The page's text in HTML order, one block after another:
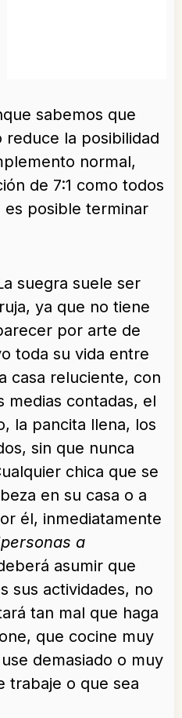
sabemos que
reduce la posibilidad
normal,
de 7:1 como todos
posible terminar
suegra suele ser
ya que no tiene
por arte de
toda su vida entre
casa reluciente, con
medias contadas, el
la pancita llena, los
sin que nunca
chica que se
en su casa o a
él, inmediatamente
a
asumir que
sus actividades, no
tan mal que haga
que cocine muy
demasiado o muy
trabaje o que sea